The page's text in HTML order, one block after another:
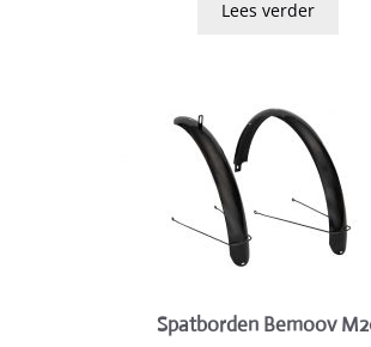
Lees verder
Spatborden Bemoov